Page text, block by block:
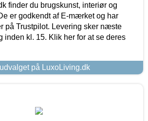
finder du brugskunst, interiør og
er godkendt af E-mærket og har
på Trustpilot. Levering sker næste
inden kl. 15. Klik her for at se deres
på LuxoLiving.dk